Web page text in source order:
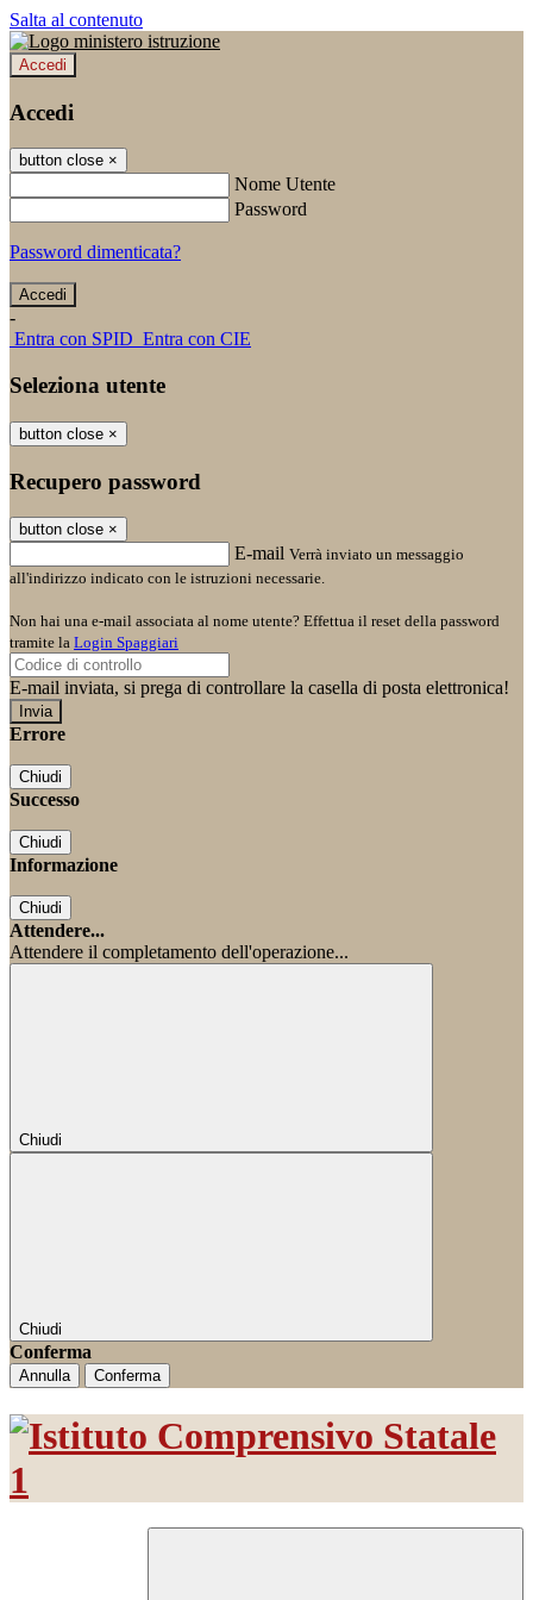
Salta al contenuto
Accedi
Accedi
button close ×
Nome Utente
Password
Password dimenticata?
-
Entra con SPID Entra con CIE
Seleziona utente
button close ×
Recupero password
button close ×
E-mail Verrà inviato un messaggio
all'indirizzo indicato con le istruzioni necessarie.
Non hai una e-mail associata al nome utente? Effettua il reset della password
tramite la Login Spaggiari
E-mail inviata, si prega di controllare la casella di posta elettronica!
Errore
Chiudi
Successo
Chiudi
Informazione
Chiudi
Attendere...
Attendere il completamento dell'operazione...
Chiudi
Chiudi
Conferma
Annulla Conferma